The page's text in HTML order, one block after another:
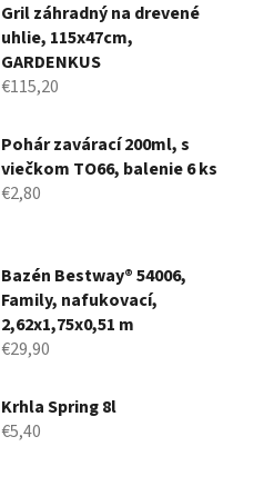
Gril záhradný na drevené
uhlie, 115x47cm,
GARDENKUS
€115,20
Pohár zavárací 200ml, s
viečkom TO66, balenie 6 ks
€2,80
Bazén Bestway® 54006,
Family, nafukovací,
2,62x1,75x0,51 m
€29,90
Krhla Spring 8l
€5,40